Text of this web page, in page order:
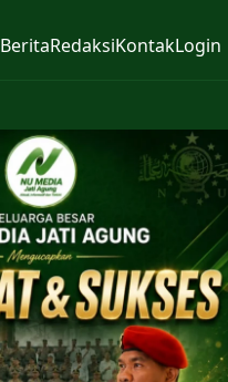
BeritaRedaksiKontakLogin